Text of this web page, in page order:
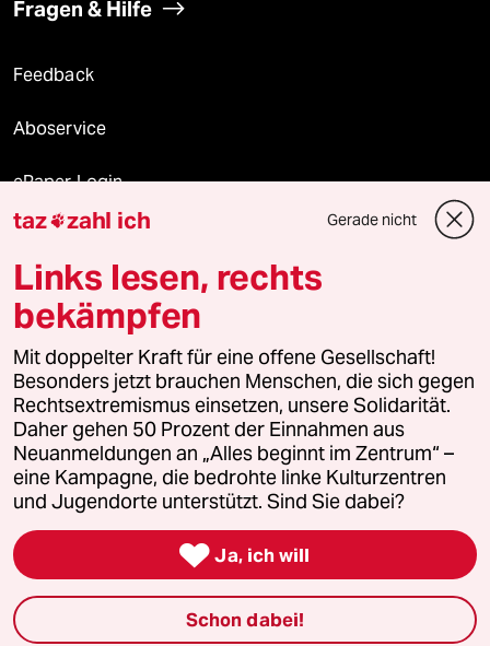
Fragen & Hilfe
Feedback
Aboservice
ePaper Login
Downloads für Abonnierende
© 2026 taz Verlags und Vertriebs GmbH
Alle Rechte vorbehalten. Bei rechtlichen Fragen oder für Genehmigungen
wenden Sie sich bitte an
lizenzen@taz.de
Feedback Redaktionsstatut Kommune-Richtlinien
Leitlinie Informant Datenschutz Impressum AGB
Seitenwende Einwilligungen widerrufen (Ads)
taz zahl ich Gerade nicht
Links lesen, rechts
bekämpfen
Mit doppelter Kraft für eine offene Gesellschaft!
Besonders jetzt brauchen Menschen, die sich gegen
Rechtsextremismus einsetzen, unsere Solidarität.
Daher gehen 50 Prozent der Einnahmen aus
Neuanmeldungen an „Alles beginnt im Zentrum“ –
eine Kampagne, die bedrohte linke Kulturzentren
und Jugendorte unterstützt. Sind Sie dabei?
 Ja, ich will
Schon dabei!